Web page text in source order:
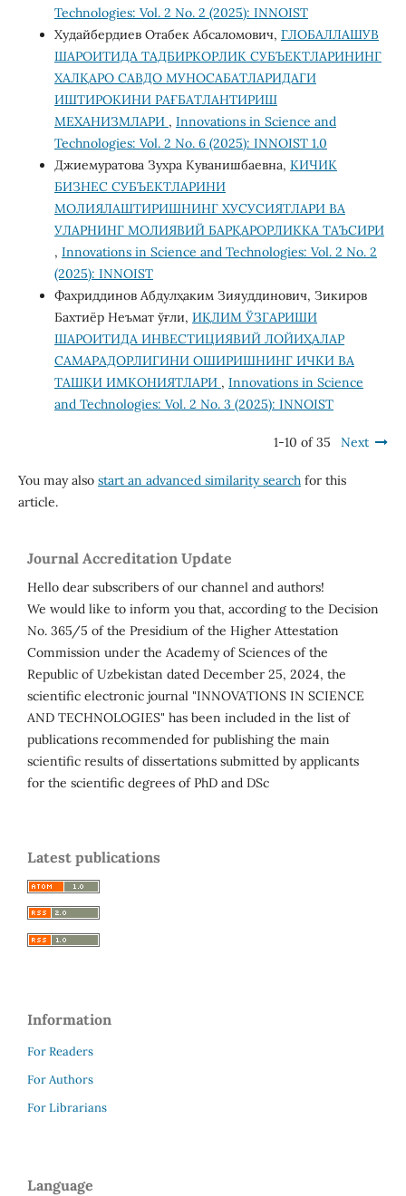
Technologies: Vol. 2 No. 2 (2025): INNOIST
Худайбердиев Отабек Абсаломович, ГЛОБАЛЛАШУВ
ШАРОИТИДА ТАДБИРКОРЛИК СУБЪЕКТЛАРИНИНГ
ХАЛҚАРО САВДО МУНОСАБАТЛАРИДАГИ
ИШТИРОКИНИ РАҒБАТЛАНТИРИШ
МЕХАНИЗМЛАРИ , Innovations in Science and
Technologies: Vol. 2 No. 6 (2025): INNOIST 1.0
Джиемуратова Зухра Куванишбаевна, КИЧИК
БИЗНЕС СУБЪЕКТЛАРИНИ
МОЛИЯЛАШТИРИШНИНГ ХУСУСИЯТЛАРИ ВА
УЛАРНИНГ МОЛИЯВИЙ БАРҚАРОРЛИККА ТАЪСИРИ
, Innovations in Science and Technologies: Vol. 2 No. 2
(2025): INNOIST
Фахриддинов Абдулҳаким Зияуддинович, Зикиров
Бахтиёр Неъмат ўғли, ИҚЛИМ ЎЗГАРИШИ
ШАРОИТИДА ИНВЕСТИЦИЯВИЙ ЛОЙИҲАЛАР
САМАРАДОРЛИГИНИ ОШИРИШНИНГ ИЧКИ ВА
ТАШҚИ ИМКОНИЯТЛАРИ , Innovations in Science
and Technologies: Vol. 2 No. 3 (2025): INNOIST
1-10 of 35 Next
You may also start an advanced similarity searchfor this
article.
Journal Accreditation Update
Hello dear subscribers of our channel and authors!
We would like to inform you that, according to the Decision
No. 365/5 of the Presidium of the Higher Attestation
Commission under the Academy of Sciences of the
Republic of Uzbekistan dated December 25, 2024, the
scientific electronic journal "INNOVATIONS IN SCIENCE
AND TECHNOLOGIES" has been included in the list of
publications recommended for publishing the main
scientific results of dissertations submitted by applicants
for the scientific degrees of PhD and DSc
Latest publications
Information
For Readers
For Authors
For Librarians
Language